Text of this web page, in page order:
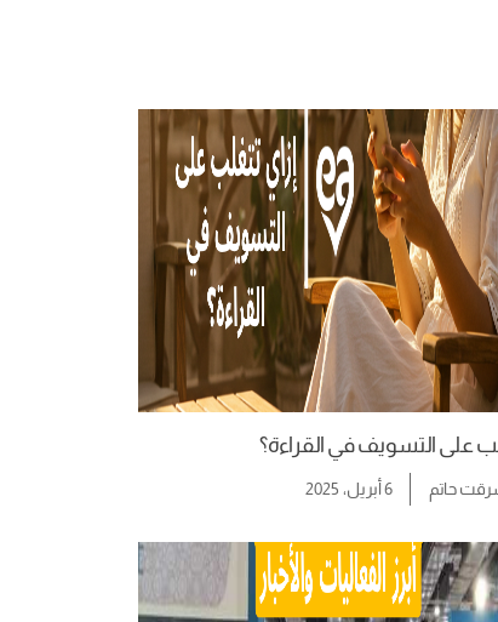
على التسويف في القراءة؟
حاتم 6 أبريل، 2025